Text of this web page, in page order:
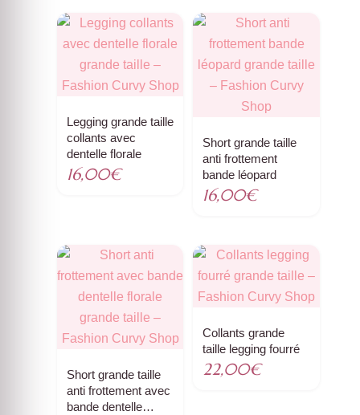
Legging grande taille
collants avec
dentelle florale
16,00€
Short grande taille
anti frottement
bande léopard
16,00€
Short grande taille
anti frottement avec
bande dentelle
Collants grande
taille legging fourré
22,00€